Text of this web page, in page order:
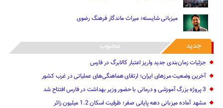
میزبانی شایسته؛ میراث ماندگار فرهنگ رضوی
جدید محبوب
جزئیات زمان‌بندی جدید واریز اعتبار کالابرگ در فارس
آخرین وضعیت مرزهای ایران؛ ارتقای هماهنگی‌های عملیاتی در غرب کشور
3 پروژه بزرگ آموزشی و درمانی با حضور وزیر بهداشت در فارس افتتاح شد
مشهد آماده میزبانی دهه پایانی صفر؛ ظرفیت اسکان 1.2 میلیون زائر